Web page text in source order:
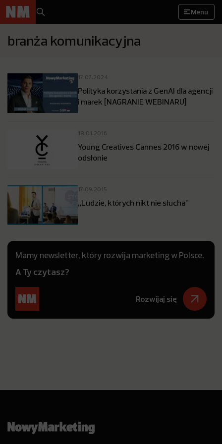
Menu
branża komunikacyjna
17.07.2024
Polityka korzystania z GenAI dla agencji
i marek [NAGRANIE WEBINARU]
18.01.2016
Young Creatives Cannes 2016 w nowej
odsłonie
17.09.2015
„Ludzie, których nikt nie słucha”
Mamy newsletter, który rozwija marketing w Polsce.
A Ty czytasz?
Rozwijaj się